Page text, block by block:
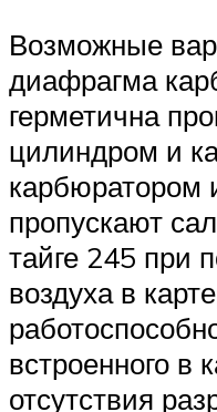
Возможные
диафрагма
герметична
цилиндром и
карбюратором
пропускают
тайге 245 при
воздуха в
встроенного в
отсутствия